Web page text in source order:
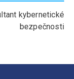
kybernetické
bezpečnosti